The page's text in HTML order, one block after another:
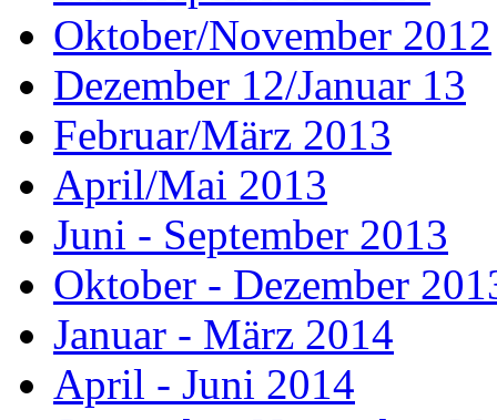
Oktober/November 2012
Dezember 12/Januar 13
Februar/März 2013
April/Mai 2013
Juni - September 2013
Oktober - Dezember
Januar - März 2014
April - Juni 2014